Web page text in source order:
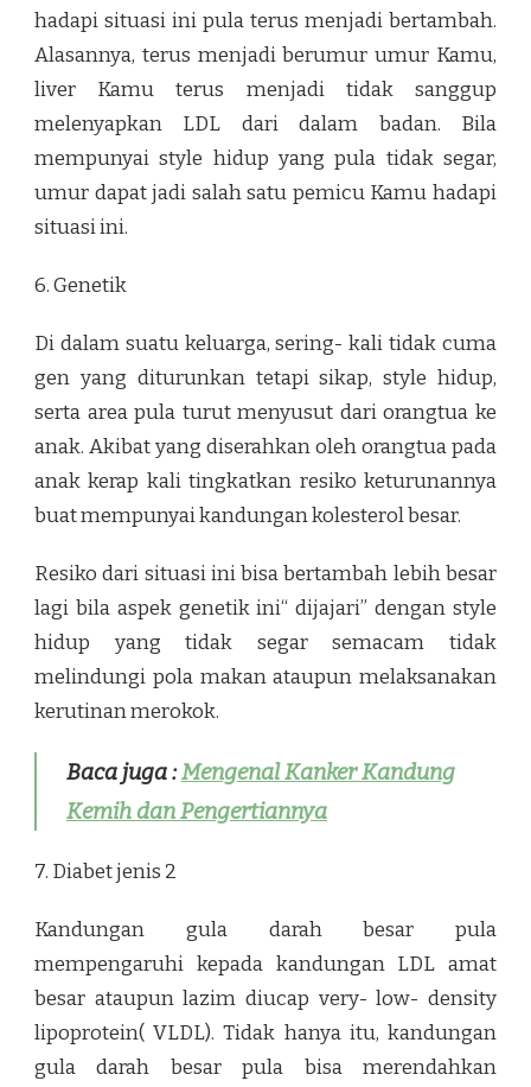
hadapi situasi ini pula terus menjadi bertambah.
Alasannya, terus menjadi berumur umur Kamu,
liver Kamu terus menjadi tidak sanggup
melenyapkan LDL dari dalam badan. Bila
mempunyai style hidup yang pula tidak segar,
umur dapat jadi salah satu pemicu Kamu hadapi
situasi ini.
6. Genetik
Di dalam suatu keluarga, sering- kali tidak cuma
gen yang diturunkan tetapi sikap, style hidup,
serta area pula turut menyusut dari orangtua ke
anak. Akibat yang diserahkan oleh orangtua pada
anak kerap kali tingkatkan resiko keturunannya
buat mempunyai kandungan kolesterol besar.
Resiko dari situasi ini bisa bertambah lebih besar
lagi bila aspek genetik ini“ dijajari” dengan style
hidup yang tidak segar semacam tidak
melindungi pola makan ataupun melaksanakan
kerutinan merokok.
Baca juga :Mengenal Kanker Kandung
Kemih dan Pengertiannya
7. Diabet jenis 2
Kandungan gula darah besar pula
mempengaruhi kepada kandungan LDL amat
besar ataupun lazim diucap very- low- density
lipoprotein( VLDL). Tidak hanya itu, kandungan
gula darah besar pula bisa merendahkan